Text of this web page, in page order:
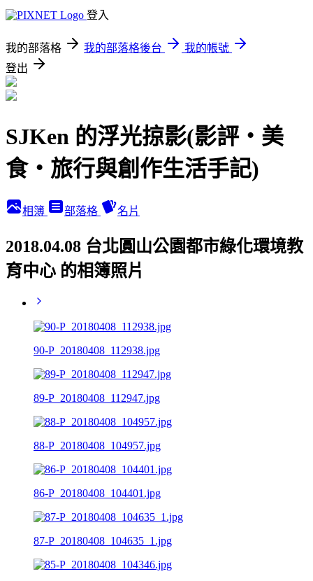
登入
我的部落格 我的部落格後台
我的帳號
登出
SJKen 的浮光掠影(影評‧美
食‧旅行與創作生活手記)
相簿 部落格 名片
2018.04.08 台北圓山公園都市綠化環境教
育中心 的相簿照片
90-P_20180408_112938.jpg
89-P_20180408_112947.jpg
88-P_20180408_104957.jpg
86-P_20180408_104401.jpg
87-P_20180408_104635_1.jpg